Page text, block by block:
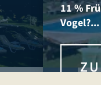
11 %
Vogel?...